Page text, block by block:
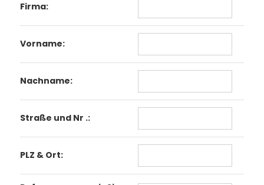
Firma:
Vorname:
Nachname:
Straße und Nr .:
PLZ & Ort: